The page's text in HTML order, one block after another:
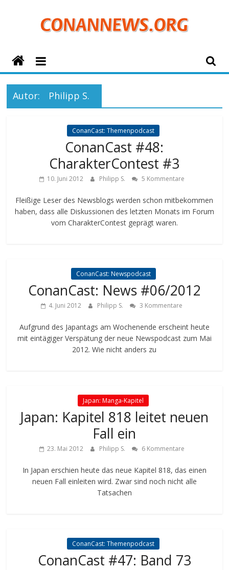
ConanNews.org
Detektiv
Conan
News
Autor: Philipp S.
ConanCast: Themenpodcast
ConanCast #48:
CharakterContest #3
10. Juni 2012 Philipp S. 5 Kommentare
Fleißige Leser des Newsblogs werden schon mitbekommen
haben, dass alle Diskussionen des letzten Monats im Forum
vom CharakterContest geprägt waren.
ConanCast: Newspodcast
ConanCast: News #06/2012
4. Juni 2012 Philipp S. 3 Kommentare
Aufgrund des Japantags am Wochenende erscheint heute
mit eintägiger Verspätung der neue Newspodcast zum Mai
2012. Wie nicht anders zu
Japan: Manga-Kapitel
Japan: Kapitel 818 leitet neuen
Fall ein
23. Mai 2012 Philipp S. 6 Kommentare
In Japan erschien heute das neue Kapitel 818, das einen
neuen Fall einleiten wird. Zwar sind noch nicht alle
Tatsachen
ConanCast: Themenpodcast
ConanCast #47: Band 73